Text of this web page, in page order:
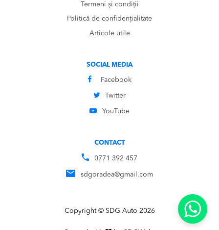
Termeni și condiții
Politică de confidențialitate
Articole utile
SOCIAL MEDIA
Facebook
Twitter
YouTube
CONTACT
0771 392 457
sdgoradea@gmail.com
Copyright © SDG Auto 2026